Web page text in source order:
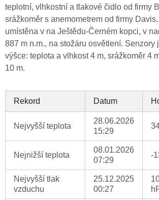
teplotní, vlhkostní a tlakové čidlo od firmy
srážkoměr s anemometrem od firmy
umístěna v na Ještědu-Černém kopci, v
887 m n.m., na stožáru osvětlení. Senzory
výšce: teplota a vlhkost 4 m, srážkoměr 4
10 m.
Rekord Datum
Nejvyšší teplota
28.06.2026
15:29
Nejnižší teplota
08.01.2026
07:29
-
Nejvyšší tlak
vzduchu
25.12.2025
00:27